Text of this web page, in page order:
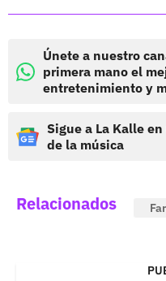
Únete a nuestro
primera mano el
entretenimiento y
Sigue a La Kalle
de la música
Relacionados